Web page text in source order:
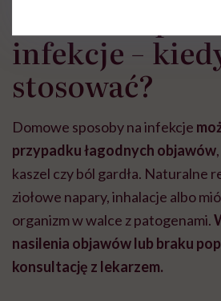
infekcje −
stosować?
Domowe sposoby na infekcje
przypadku łagodnych objawów
kaszel czy ból gardła. Naturalne
ziołowe napary, inhalacje albo
organizm w walce z patogenami.
nasilenia objawów lub braku
konsultację z lekarzem.